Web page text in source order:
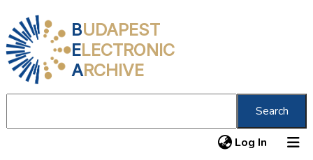
BUDAPEST
ELECTRONIC
ARCHIVE
Search
Log In (current)